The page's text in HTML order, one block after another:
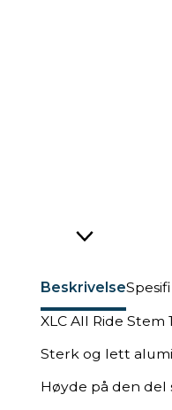
Beskrivelse
XLC All Ride Stem
Sterk og lett
Høyde på den del